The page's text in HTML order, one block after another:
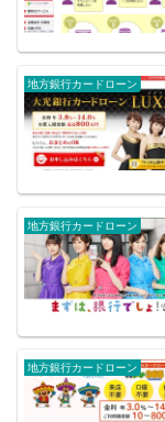
地方銀行カードローン
地方銀行カードローン
地方銀行カードローン